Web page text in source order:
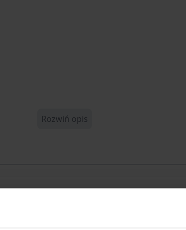
Rozwiń opis